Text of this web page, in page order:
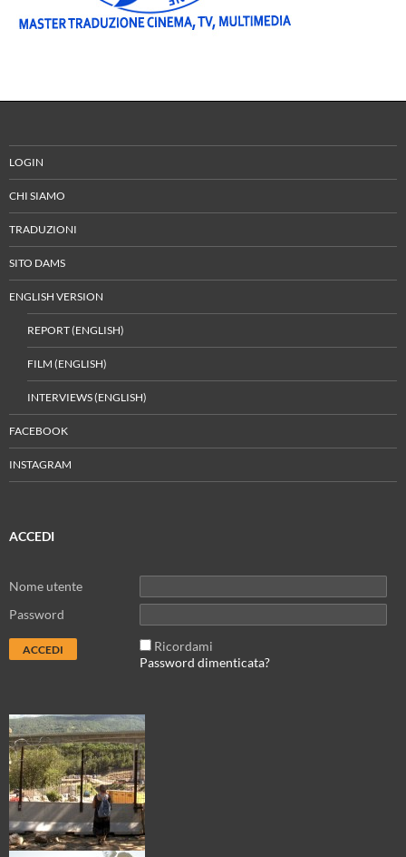
LOGIN
CHI SIAMO
TRADUZIONI
SITO DAMS
ENGLISH VERSION
REPORT (ENGLISH)
FILM (ENGLISH)
INTERVIEWS (ENGLISH)
FACEBOOK
INSTAGRAM
ACCEDI
Nome utente
Password
Ricordami
Password dimenticata?